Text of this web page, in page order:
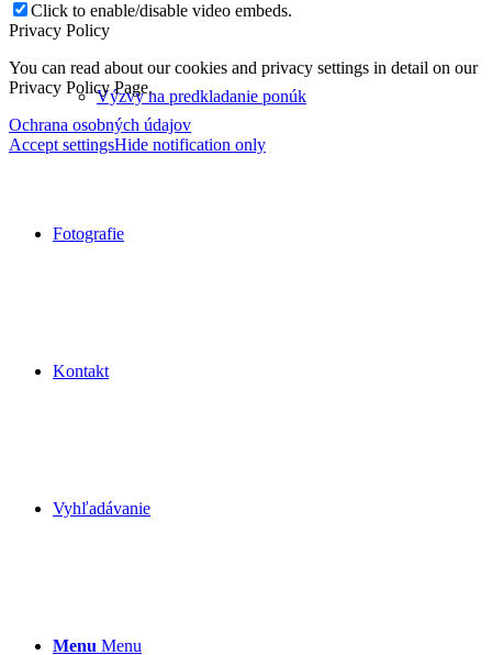
Výzvy na predkladanie ponúk
Fotografie
Kontakt
Vyhľadávanie
Menu Menu
Click to enable/disable video embeds.
Privacy Policy
You can read about our cookies and privacy settings in detail on our
Privacy Policy Page.
Ochrana osobných údajov
Accept settingsHide notification only